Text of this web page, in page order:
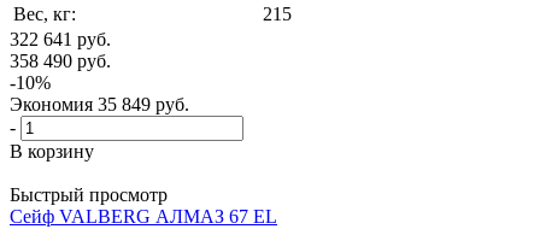
Вес, кг:
215
322 641 руб.
358 490 руб.
-10%
Экономия 35 849 руб.
-
В корзину
Быстрый просмотр
Сейф VALBERG АЛМАЗ 67 EL